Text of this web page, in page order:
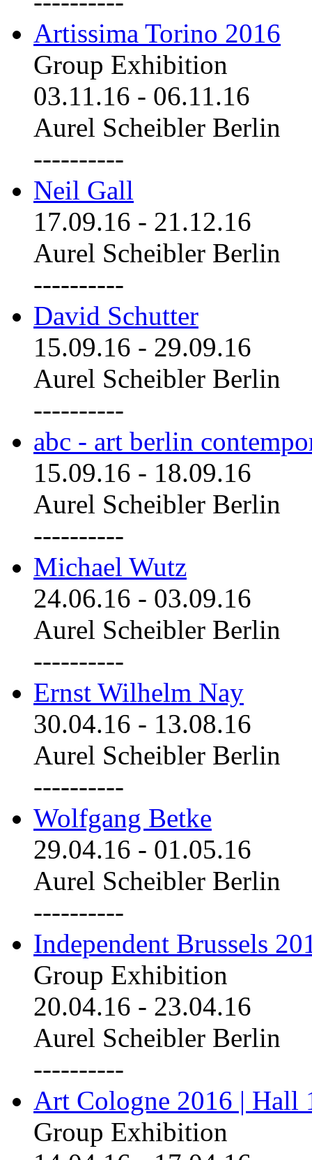
Artissima Torino 2016
Group Exhibition
03.11.16 - 06.11.16
Aurel Scheibler Berlin
----------
Neil Gall
17.09.16 - 21.12.16
Aurel Scheibler Berlin
----------
David Schutter
15.09.16 - 29.09.16
Aurel Scheibler Berlin
----------
abc - art berlin
15.09.16 - 18.09.16
Aurel Scheibler Berlin
----------
Michael Wutz
24.06.16 - 03.09.16
Aurel Scheibler Berlin
----------
Ernst Wilhelm Nay
30.04.16 - 13.08.16
Aurel Scheibler Berlin
----------
Wolfgang Betke
29.04.16 - 01.05.16
Aurel Scheibler Berlin
----------
Independent Brussels
Group Exhibition
20.04.16 - 23.04.16
Aurel Scheibler Berlin
----------
Art Cologne 2016 | Hall
Group Exhibition